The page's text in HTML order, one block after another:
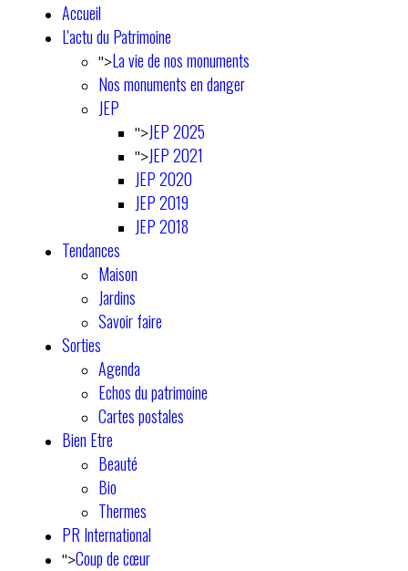
Accueil
L'actu du Patrimoine
">La vie de nos monuments
Nos monuments en danger
JEP
">JEP 2025
">JEP 2021
JEP 2020
JEP 2019
JEP 2018
Tendances
Maison
Jardins
Savoir faire
Sorties
Agenda
Echos du patrimoine
Cartes postales
Bien Etre
Beauté
Bio
Thermes
PR International
">Coup de cœur